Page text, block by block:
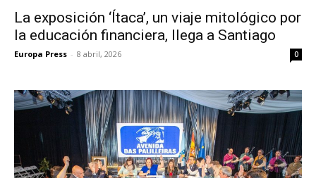
La exposición ‘Ítaca’, un viaje mitológico por
la educación financiera, llega a Santiago
Europa Press - 8 abril, 2026 0